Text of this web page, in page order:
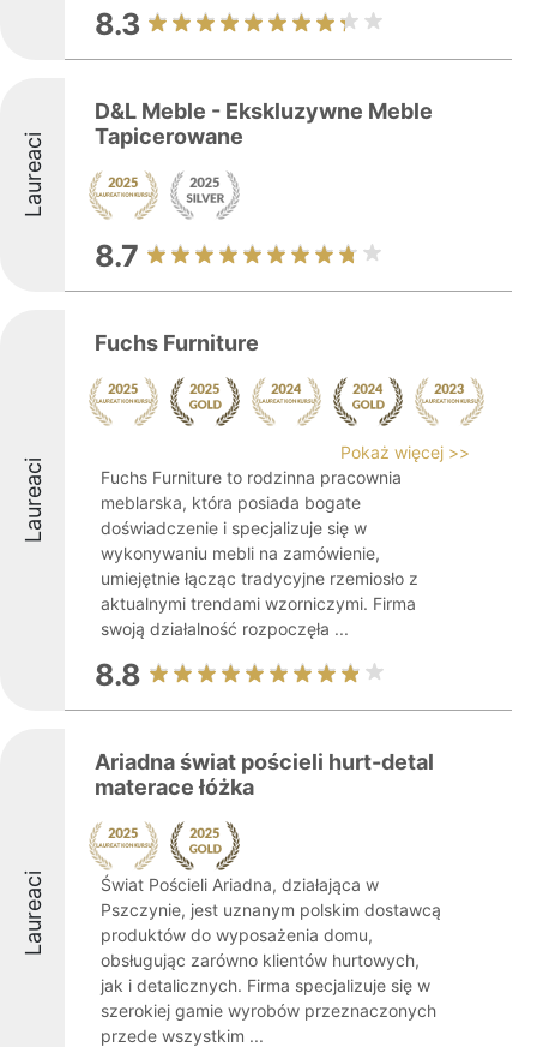
8.3
Laureaci
D&L Meble - Ekskluzywne Meble
Tapicerowane
8.7
Laureaci
Fuchs Furniture
Pokaż więcej >>
Fuchs Furniture to rodzinna pracownia
meblarska, która posiada bogate
doświadczenie i specjalizuje się w
wykonywaniu mebli na zamówienie,
umiejętnie łącząc tradycyjne rzemiosło z
aktualnymi trendami wzorniczymi. Firma
swoją działalność rozpoczęła ...
8.8
Laureaci
Ariadna świat pościeli hurt-detal
materace łóżka
Świat Pościeli Ariadna, działająca w
Pszczynie, jest uznanym polskim dostawcą
produktów do wyposażenia domu,
obsługując zarówno klientów hurtowych,
jak i detalicznych. Firma specjalizuje się w
szerokiej gamie wyrobów przeznaczonych
przede wszystkim ...